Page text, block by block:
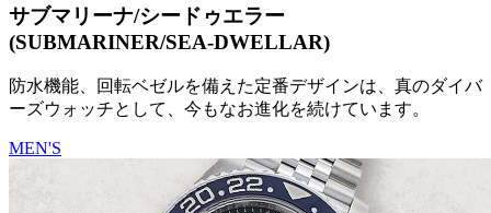
サブマリーナ/シードゥエラー
(SUBMARINER/SEA-DWELLAR)
防水機能、回転ベゼルを備えた定番デザインは、真のダイバ
ーズウォッチとして、今もなお進化を続けています。
MEN'S